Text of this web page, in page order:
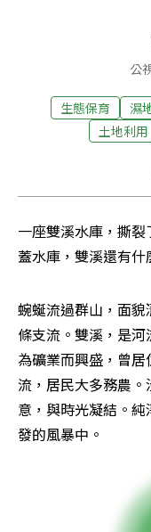
公
生態保育 濕
土地利用
一座雙溪水庫，撕
蓋水庫，雙溪還有什
蜿蜒流過群山，面
條支流。雙溪，是
為礦業而興盛，曾
流，居民大多務農
意，與時光凝結。
發的風暴中。